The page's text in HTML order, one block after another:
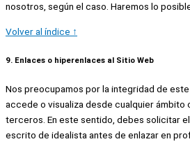
nosotros, según el caso. Haremos lo
Volver al índice ↑
9. Enlaces o hiperenlaces al Sitio Web
Nos preocupamos por la integridad de
accede o visualiza desde cualquier
terceros. En este sentido, debes solicitar
escrito de idealista antes de enlazar en